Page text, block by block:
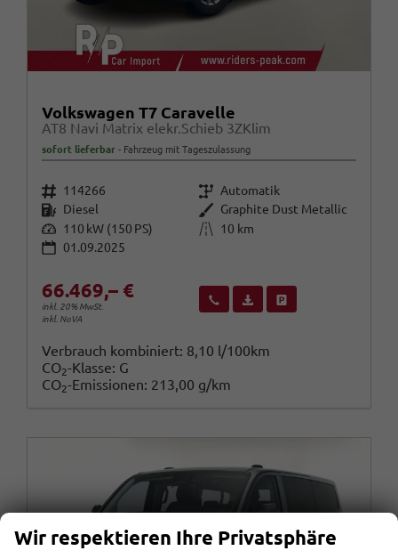
Volkswagen T7 Caravelle
AT8 Navi Matrix elekr.Schieb 3ZKlim
sofort lieferbar Fahrzeug mit Tageszulassung
Fahrzeugnr. 114266 Getriebe Automatik
Kraftstoff Diesel Außenfarbe Graphite Dust Metallic
Leistung 110 kW (150 PS) Kilometerstand
10 km
01.09.2025
66.469,– €
inkl. 20% MwSt.
inkl. NoVA
Wir rufen Sie anFahrzeugexposé (PDF)
Verbrauch kombiniert: 8,10 l/100km
CO2-Klasse: G
CO2-Emissionen: 213,00 g/km
Wir respektieren Ihre Privatsphäre